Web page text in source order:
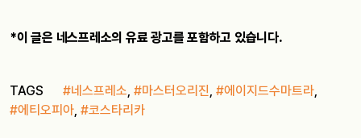
*이 글은 네스프레소의 유료 광고를 포함하고 있습니다.
TAGS #네스프레소, #마스터오리진, #에이지드수마트라,
#에티오피아, #코스타리카